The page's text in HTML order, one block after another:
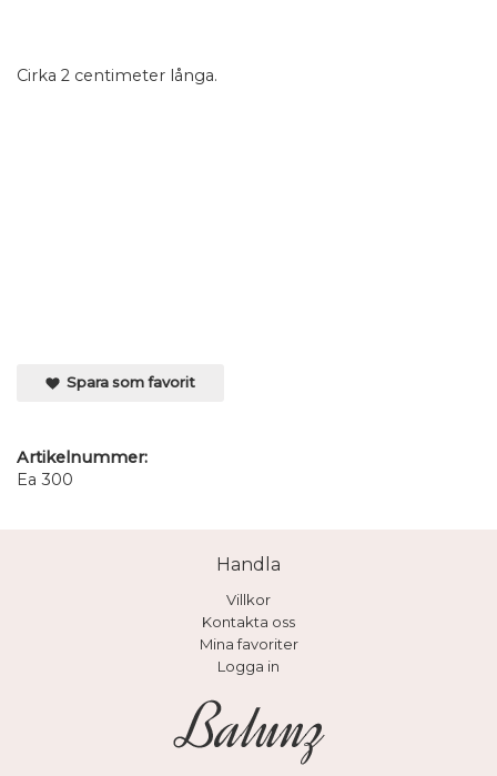
Cirka 2 centimeter långa.
Spara som favorit
Artikelnummer:
Ea 300
Handla
Villkor
Kontakta oss
Mina favoriter
Logga in